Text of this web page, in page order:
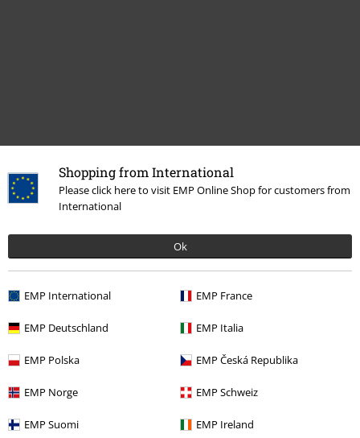
Shopping from International
Please click here to visit EMP Online Shop for customers from
International
Ok
EMP International EMP France
EMP Deutschland EMP Italia
EMP Polska EMP Česká Republika
EMP Norge EMP Schweiz
EMP Suomi EMP Ireland
Última visita
59,99 €
Más categorías. Más opciones